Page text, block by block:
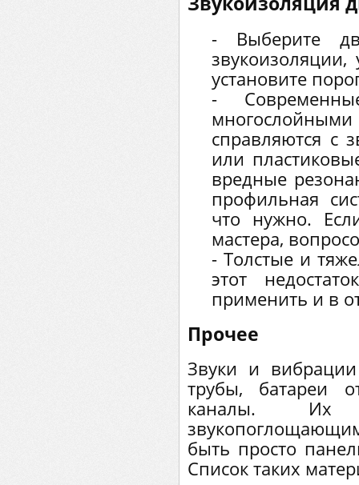
- Выберите
установите
-
справляются с
или
вредные
профильная
что нужно.
мастера,
- Толстые и
этот
применить и в
Прочее
Звуки и вибрации
трубы, батареи
каналы. Их
быть просто
Список таких